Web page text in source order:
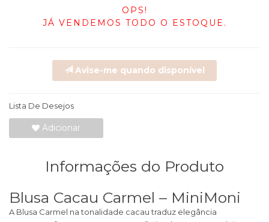
OPS!
JÁ VENDEMOS TODO O ESTOQUE.
Avise-me quando disponível
Lista De Desejos
Adicionar
Informações do Produto
Blusa Cacau Carmel – MiniMoni
A Blusa Carmel na tonalidade cacau traduz elegância